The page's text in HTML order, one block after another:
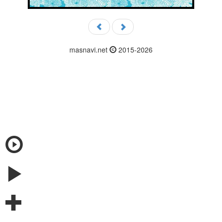
masnavi.net 2015-2026